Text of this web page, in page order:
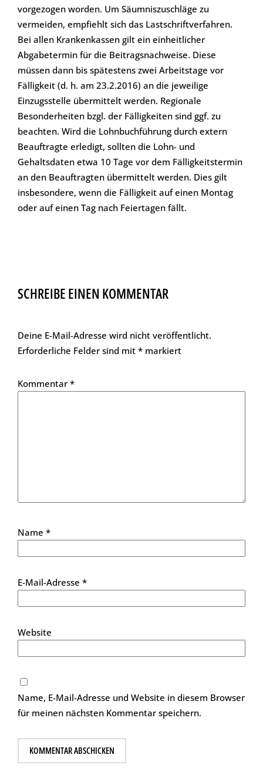
vorgezogen worden. Um Säumniszuschläge zu
vermeiden, empfiehlt sich das Lastschriftverfahren.
Bei allen Krankenkassen gilt ein einheitlicher
Abgabetermin für die Beitragsnachweise. Diese
müssen dann bis spätestens zwei Arbeitstage vor
Fälligkeit (d. h. am 23.2.2016) an die jeweilige
Einzugsstelle übermittelt werden. Regionale
Besonderheiten bzgl. der Fälligkeiten sind ggf. zu
beachten. Wird die Lohnbuchführung durch extern
Beauftragte erledigt, sollten die Lohn- und
Gehaltsdaten etwa 10 Tage vor dem Fälligkeitstermin
an den Beauftragten übermittelt werden. Dies gilt
insbesondere, wenn die Fälligkeit auf einen Montag
oder auf einen Tag nach Feiertagen fällt.
SCHREIBE EINEN KOMMENTAR
Deine E-Mail-Adresse wird nicht veröffentlicht.
Erforderliche Felder sind mit * markiert
Kommentar *
Name *
E-Mail-Adresse *
Website
Name, E-Mail-Adresse und Website in diesem Browser
für meinen nächsten Kommentar speichern.